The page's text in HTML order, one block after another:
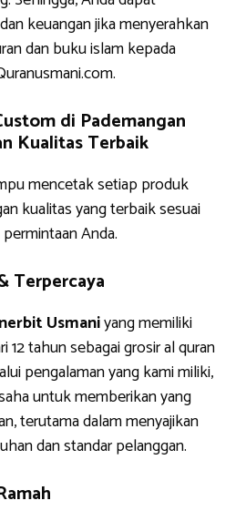
keuangan jika menyerahkan
dan buku islam kepada
di Pademangan
Kualitas Terbaik
mencetak setiap produk
kualitas yang terbaik sesuai
Anda.
Terpercaya
Usmaniyang memiliki
12 tahun sebagai grosir al quran
pengalaman yang kami miliki,
untuk memberikan yang
terutama dalam menyajikan
dan standar pelanggan.